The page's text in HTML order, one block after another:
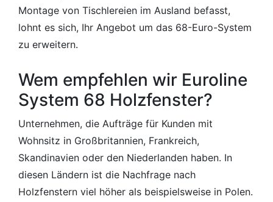
Montage von Tischlereien im Ausland befasst,
lohnt es sich, Ihr Angebot um das 68-Euro-System
zu erweitern.
Wem empfehlen wir Euroline
System 68 Holzfenster?
Unternehmen, die Aufträge für Kunden mit
Wohnsitz in Großbritannien, Frankreich,
Skandinavien oder den Niederlanden haben. In
diesen Ländern ist die Nachfrage nach
Holzfenstern viel höher als beispielsweise in Polen.